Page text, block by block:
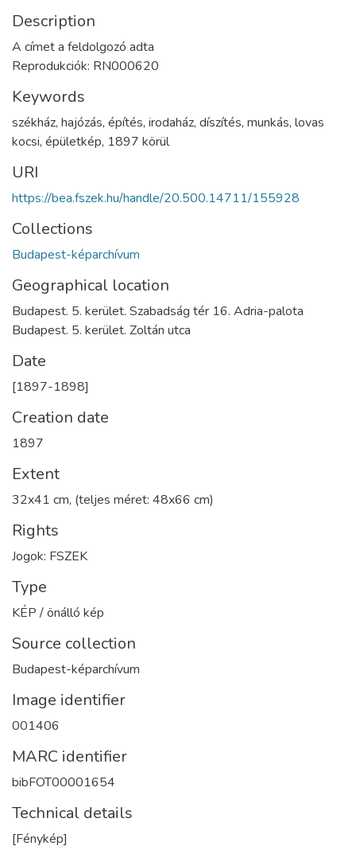
Description
A címet a feldolgozó adta
Reprodukciók: RN000620
Keywords
székház, hajózás, építés, irodaház, díszítés, munkás, lovas
kocsi, épületkép, 1897 körül
URI
https://bea.fszek.hu/handle/20.500.14711/155928
Collections
Budapest-képarchívum
Geographical location
Budapest. 5. kerület. Szabadság tér 16. Adria-palota
Budapest. 5. kerület. Zoltán utca
Date
[1897-1898]
Creation date
1897
Extent
32x41 cm, (teljes méret: 48x66 cm)
Rights
Jogok: FSZEK
Type
KÉP / önálló kép
Source collection
Budapest-képarchívum
Image identifier
001406
MARC identifier
bibFOT00001654
Technical details
[Fénykép]